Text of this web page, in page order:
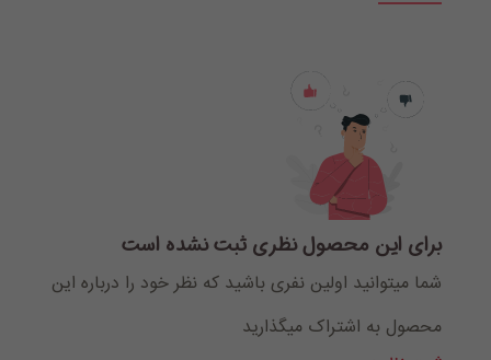
برای این محصول نظری ثبت نشده است
شما میتوانید اولین نفری باشید که نظر خود را درباره این
محصول به اشتراک میگذارید